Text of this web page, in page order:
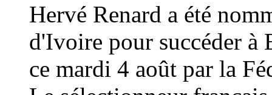
Hervé Renard a été
d'Ivoire pour succéder à
ce mardi 4 août par la